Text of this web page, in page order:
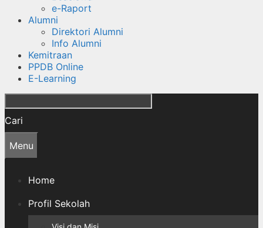
e-Raport
Alumni
Direktori Alumni
Info Alumni
Kemitraan
PPDB Online
E-Learning
Cari
Menu
Home
Profil Sekolah